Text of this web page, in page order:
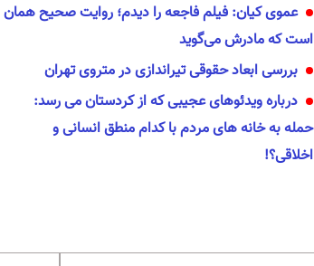
عموی کیان: فیلم فاجعه را دیدم؛ روایت صحیح همان
است که مادرش می‌گوید
بررسی ابعاد حقوقی تیراندازی در متروی تهران
درباره ویدئوهای عجیبی که از کردستان می رسد:
حمله به خانه های مردم با کدام منطق انسانی و
اخلاقی؟!